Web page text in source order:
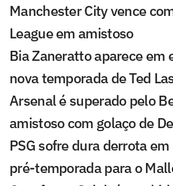
Manchester City vence
League em amistoso
Bia Zaneratto aparece em
nova temporada de Ted
Arsenal é superado pelo
amistoso com golaço de
PSG sofre dura derrota
pré-temporada para o